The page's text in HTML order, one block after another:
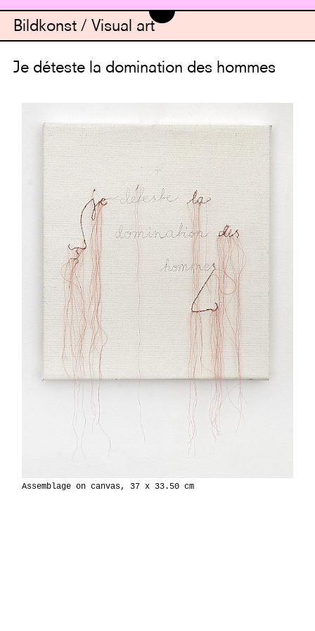
Je déteste la domination des hommes
Assemblage on canvas, 37 x 33.50 cm
Bildkonst / Visual art